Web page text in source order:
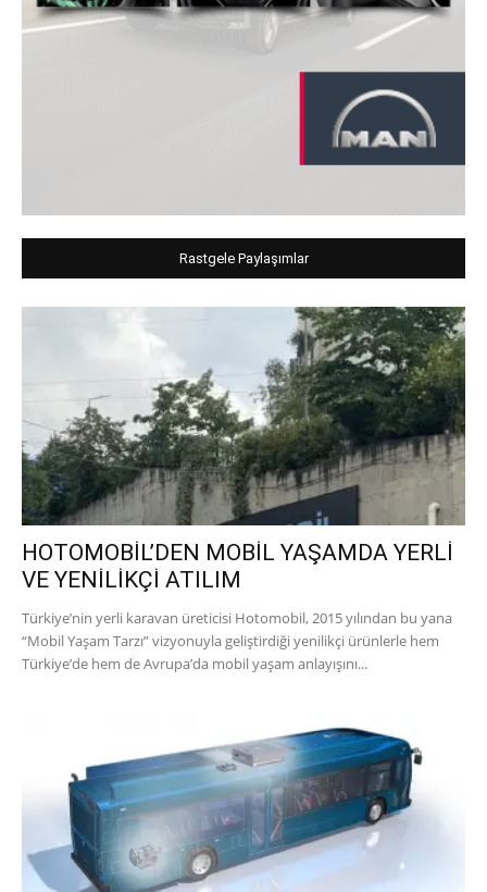
Rastgele Paylaşımlar
HOTOMOBİL’DEN MOBİL YAŞAMDA YERLİ
VE YENİLİKÇİ ATILIM
Türkiye’nin yerli karavan üreticisi Hotomobil, 2015 yılından bu yana
“Mobil Yaşam Tarzı” vizyonuyla geliştirdiği yenilikçi ürünlerle hem
Türkiye’de hem de Avrupa’da mobil yaşam anlayışını...